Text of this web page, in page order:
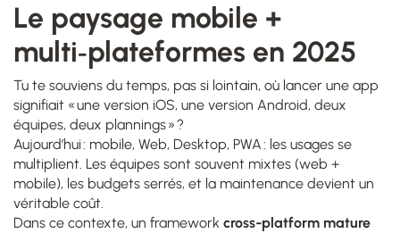
Le paysage mobile +
multi‑plateformes en 2025
Tu te souviens du temps, pas si lointain, où lancer une app
signifiait « une version iOS, une version Android, deux
équipes, deux plannings » ?
Aujourd’hui : mobile, Web, Desktop, PWA : les usages se
multiplient. Les équipes sont souvent mixtes (web +
mobile), les budgets serrés, et la maintenance devient un
véritable coût.
Dans ce contexte, un framework cross‑platform mature